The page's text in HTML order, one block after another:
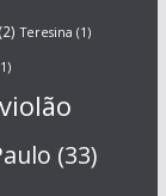
(2) Teresina (1)
violão
(33)